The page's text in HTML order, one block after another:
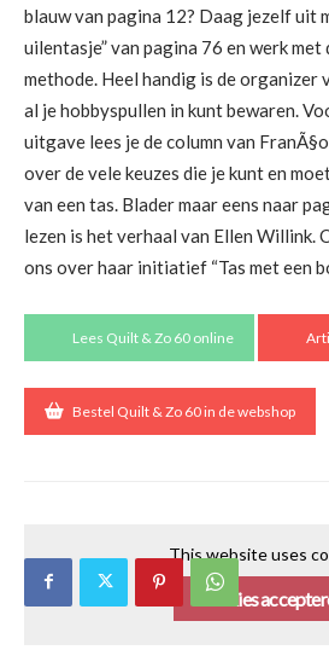
blauw van pagina 12? Daag jezelf uit
uilentasje” van pagina 76 en werk met
methode. Heel handig is de organizer
al je hobbyspullen in kunt bewaren.
uitgave lees je de column van
over de vele keuzes die je kunt en
van een tas. Blader maar eens naar
lezen is het verhaal van Ellen Willink.
ons over haar initiatief “Tas met een
Lees Quilt & Zo 60 online
Bestel Quilt & Zo 60 in de webshop
This website uses
Cookies